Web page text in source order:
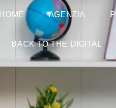
HOME AGENZIA
BACK TO THE DIGITAL